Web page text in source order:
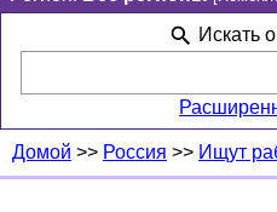
Искать
Домой >> Россия >> Ищут